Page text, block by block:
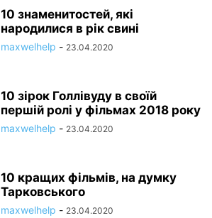
10 знаменитостей, які
народилися в рік свині
maxwelhelp - 23.04.2020
10 зірок Голлівуду в своїй
першій ролі у фільмах 2018 року
maxwelhelp - 23.04.2020
10 кращих фільмів, на думку
Тарковського
maxwelhelp - 23.04.2020